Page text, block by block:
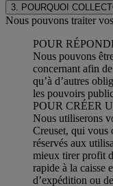
3. POURQUOI
Nous pouvons traiter
POUR
Nous pouvons
concernant afin
qu’à d’autres
les pouvoirs
POUR CRÉER
Nous utiliserons
Creuset, qui vous
réservés aux
mieux tirer profit
rapide à la caisse
d’expédition ou